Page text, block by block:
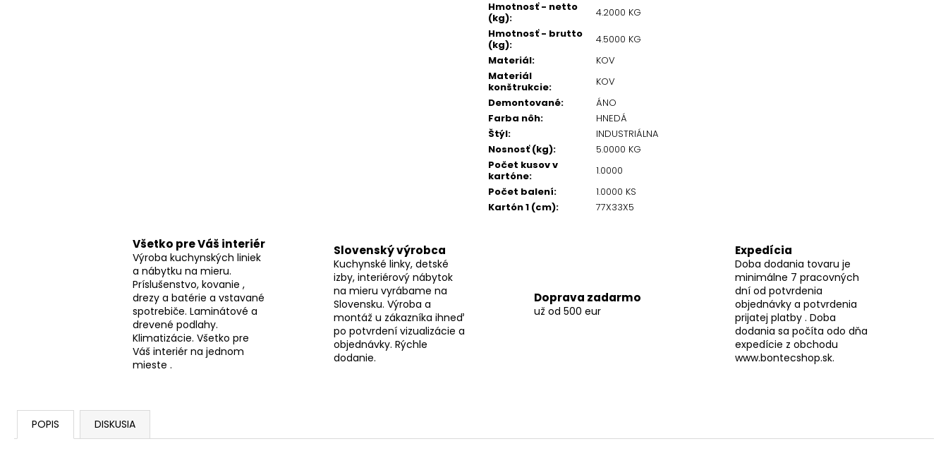
Hmotnosť - netto
(kg):
4.2000 KG
Hmotnosť - brutto
(kg):
4.5000 KG
Materiál:
KOV
Materiál
konštrukcie:
KOV
Demontované:
ÁNO
Farba nôh:
HNEDÁ
Štýl:
INDUSTRIÁLNA
Nosnosť (kg):
5.0000 KG
Počet kusov v
kartóne:
1.0000
Počet balení:
1.0000 KS
Kartón 1 (cm): 77X33X5
Všetko pre Váš interiér
Výroba kuchynských liniek
a nábytku na mieru.
Príslušenstvo, kovanie ,
drezy a batérie a vstavané
spotrebiče. Laminátové a
drevené podlahy.
Klimatizácie. Všetko pre
Váš interiér na jednom
mieste .
Slovenský výrobca
Kuchynské linky, detské
izby, interiérový nábytok
na mieru vyrábame na
Slovensku. Výroba a
montáž u zákazníka ihneď
po potvrdení vizualizácie a
objednávky. Rýchle
dodanie.
Doprava zadarmo
už od 500 eur
Expedícia
Doba dodania tovaru je
minimálne 7 pracovných
dní od potvrdenia
objednávky a potvrdenia
prijatej platby . Doba
dodania sa počíta odo dňa
expedície z obchodu
www.bontecshop.sk.
POPIS DISKUSIA